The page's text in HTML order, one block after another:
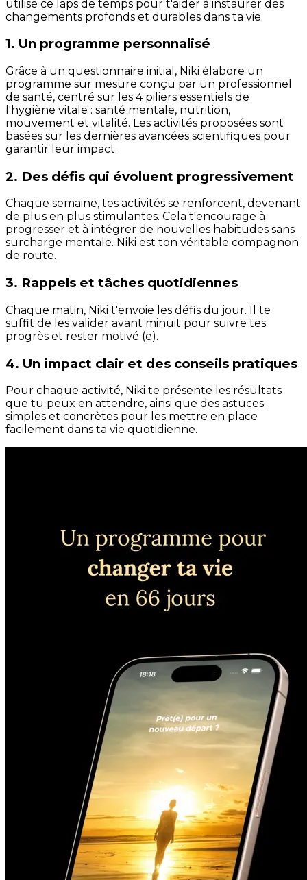
utilise ce laps de temps pour t'aider à instaurer des
changements profonds et durables dans ta vie.
1. Un programme personnalisé
Grâce à un questionnaire initial, Niki élabore un
programme sur mesure conçu par un professionnel
de santé, centré sur les 4 piliers essentiels de
l'hygiène vitale : santé mentale, nutrition,
mouvement et vitalité. Les activités proposées sont
basées sur les dernières avancées scientifiques pour
garantir leur impact.
2. Des défis qui évoluent progressivement
Chaque semaine, tes activités se renforcent, devenant
de plus en plus stimulantes. Cela t'encourage à
progresser et à intégrer de nouvelles habitudes sans
surcharge mentale. Niki est ton véritable compagnon
de route.
3. Rappels et tâches quotidiennes
Chaque matin, Niki t'envoie les défis du jour. Il te
suffit de les valider avant minuit pour suivre tes
progrès et rester motivé (e).
4. Un impact clair et des conseils pratiques
Pour chaque activité, Niki te présente les résultats
que tu peux en attendre, ainsi que des astuces
simples et concrètes pour les mettre en place
facilement dans ta vie quotidienne.